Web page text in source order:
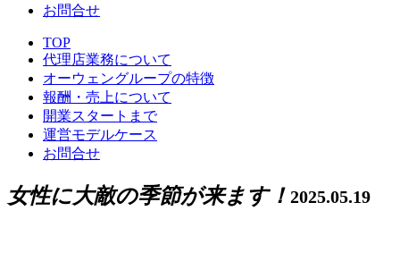
お問合せ
TOP
代理店業務について
オーウェングループの特徴
報酬・売上について
開業スタートまで
運営モデルケース
お問合せ
女性に大敵の季節が来ます！ 2025.05.19